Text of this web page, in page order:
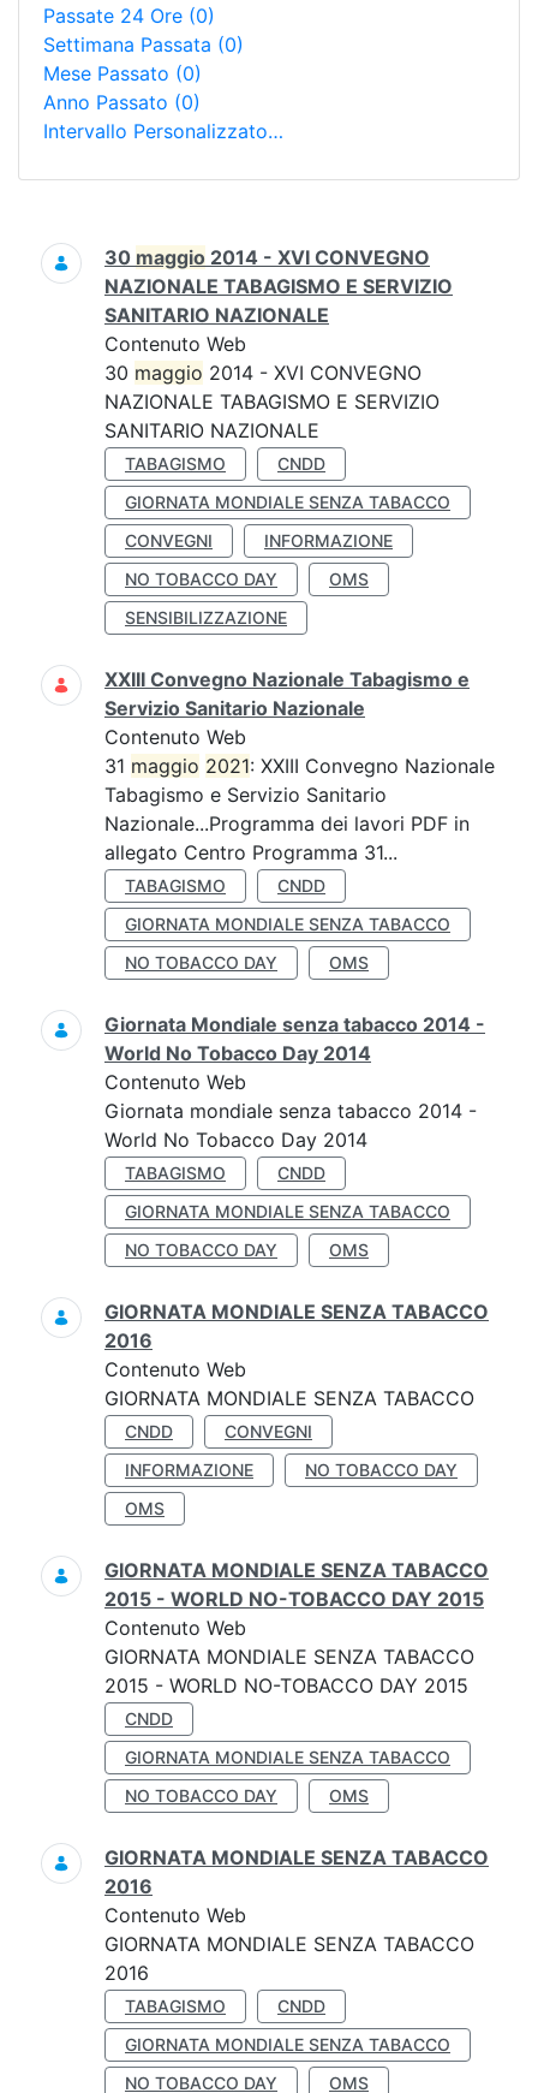
Passate 24 Ore (0)
Settimana Passata (0)
Mese Passato (0)
Anno Passato (0)
Intervallo Personalizzato…
Ricerca
30 maggio 2014 - XVI CONVEGNO
NAZIONALE TABAGISMO E SERVIZIO
SANITARIO NAZIONALE
Contenuto Web
30 maggio 2014 - XVI CONVEGNO
NAZIONALE TABAGISMO E SERVIZIO
SANITARIO NAZIONALE
TABAGISMO
CNDD
GIORNATA MONDIALE SENZA TABACCO
CONVEGNI
INFORMAZIONE
NO TOBACCO DAY
OMS
SENSIBILIZZAZIONE
XXIII Convegno Nazionale Tabagismo e
Servizio Sanitario Nazionale
Contenuto Web
31 maggio 2021: XXIII Convegno Nazionale
Tabagismo e Servizio Sanitario
Nazionale...Programma dei lavori PDF in
allegato Centro Programma 31...
TABAGISMO
CNDD
GIORNATA MONDIALE SENZA TABACCO
NO TOBACCO DAY
OMS
Giornata Mondiale senza tabacco 2014 -
World No Tobacco Day 2014
Contenuto Web
Giornata mondiale senza tabacco 2014 -
World No Tobacco Day 2014
TABAGISMO
CNDD
GIORNATA MONDIALE SENZA TABACCO
NO TOBACCO DAY
OMS
GIORNATA MONDIALE SENZA TABACCO
2016
Contenuto Web
GIORNATA MONDIALE SENZA TABACCO
CNDD
CONVEGNI
INFORMAZIONE
NO TOBACCO DAY
OMS
GIORNATA MONDIALE SENZA TABACCO
2015 - WORLD NO-TOBACCO DAY 2015
Contenuto Web
GIORNATA MONDIALE SENZA TABACCO
2015 - WORLD NO-TOBACCO DAY 2015
CNDD
GIORNATA MONDIALE SENZA TABACCO
NO TOBACCO DAY
OMS
GIORNATA MONDIALE SENZA TABACCO
2016
Contenuto Web
GIORNATA MONDIALE SENZA TABACCO
2016
TABAGISMO
CNDD
GIORNATA MONDIALE SENZA TABACCO
NO TOBACCO DAY
OMS